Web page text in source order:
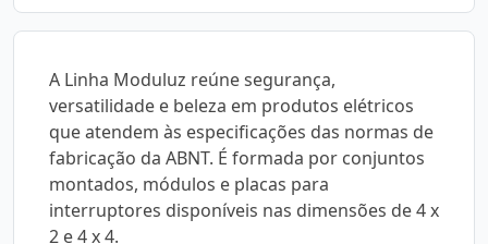
A Linha Moduluz reúne segurança,
versatilidade e beleza em produtos elétricos
que atendem às especificações das normas de
fabricação da ABNT. É formada por conjuntos
montados, módulos e placas para
interruptores disponíveis nas dimensões de 4 x
2 e 4 x 4.